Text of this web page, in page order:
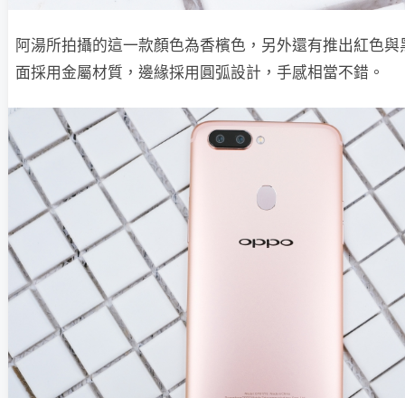
阿湯所拍攝的這一款顏色為香檳色，另外還有推出紅色
面採用金屬材質，邊緣採用圓弧設計，手感相當不錯。